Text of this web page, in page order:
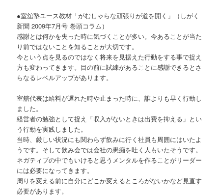
●室舘塾ユース教材「がむしゃらな頑張りが道を開く」（しがく
新聞 2009年7月号 巻頭コラム）
感謝とは何かを失った時に気づくことが多い。今あることが当た
り前ではないことを知ることが大切です。
今という点を見るのではなく将来を見据えた行動をする事で捉え
方も変わってきます。目の前に試練があることに感謝できるとさ
らなるレベルアップがあります。
室舘代表は給料が遅れた時や止まった時に、誰よりも早く行動し
ました。
経営者の勉強として捉え「収入がないときは出費を抑える」とい
う行動を実践しました。
当時、厳しい状況にも関わらず飲みに行く社員も周囲にはいたよ
うです。そして飲み会では会社の愚痴を吐く人もいたそうです。
ネガティブの中でもいけると思うメンタルを作ることがリーダー
には必要になってきます。
周りを変える前に自分にどこか変えるところがないかなど見直す
必要があります。